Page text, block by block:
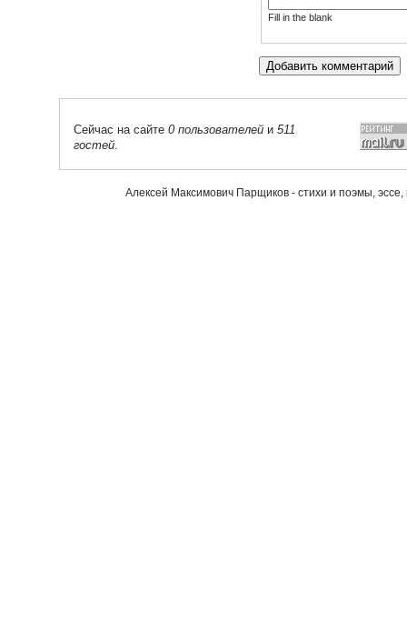
Fill in the blank
Сейчас на сайте 0 пользователей и 511
гостей
Алексей Максимович Парщиков - стихи и поэмы,